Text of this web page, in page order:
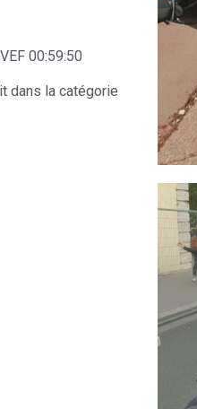
00:59:50
dans la catégorie